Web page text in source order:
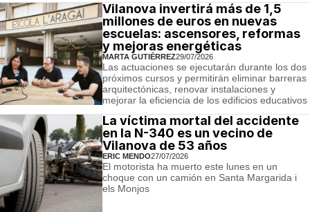
Vilanova invertirá más de 1,5
millones de euros en nuevas
escuelas: ascensores, reformas
y mejoras energéticas
MARTA GUTIÉRREZ29/07/2026
Las actuaciones se ejecutarán durante los dos
próximos cursos y permitirán eliminar barreras
arquitectónicas, renovar instalaciones y
mejorar la eficiencia de los edificios educativos
La víctima mortal del accidente
en la N-340 es un vecino de
Vilanova de 53 años
ERIC MENDO27/07/2026
El motorista ha muerto este lunes en un
choque con un camión en Santa Margarida i
els Monjos